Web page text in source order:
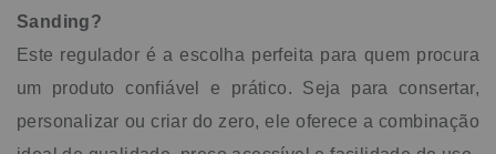
Sanding?
Este regulador é a escolha perfeita para quem procura
um produto confiável e prático. Seja para consertar,
personalizar ou criar do zero, ele oferece a combinação